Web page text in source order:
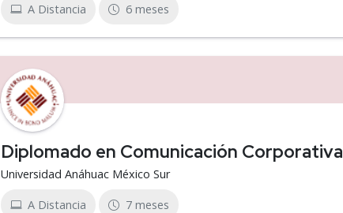
A Distancia 6 meses
Diplomado en Comunicación Corporativa
Universidad Anáhuac México Sur
A Distancia 7 meses